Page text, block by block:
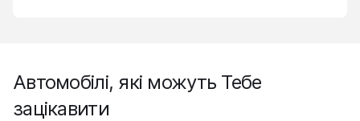
Автомобілі, які можуть Тебе
зацікавити